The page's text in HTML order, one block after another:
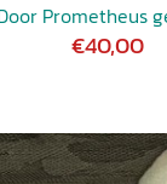
Prometheus
€40,00